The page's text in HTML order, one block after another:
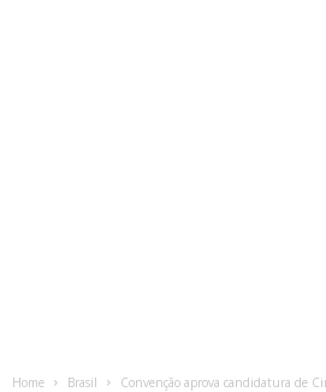
Home Brasil
Convenção aprova candidatura de